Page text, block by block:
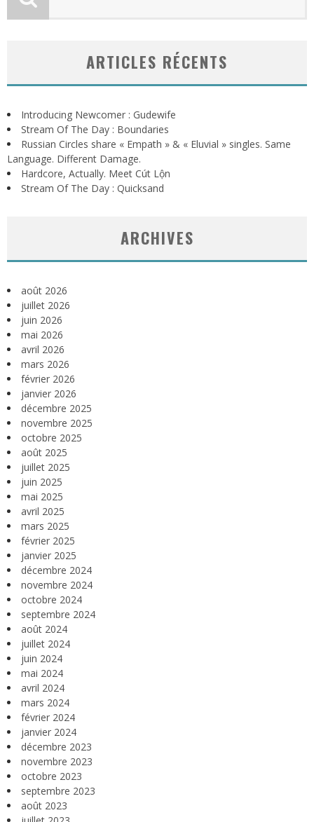
ARTICLES RÉCENTS
Introducing Newcomer : Gudewife
Stream Of The Day : Boundaries
Russian Circles share « Empath » & « Eluvial » singles. Same
Language. Different Damage.
Hardcore, Actually. Meet Cút Lộn
Stream Of The Day : Quicksand
ARCHIVES
août 2026
juillet 2026
juin 2026
mai 2026
avril 2026
mars 2026
février 2026
janvier 2026
décembre 2025
novembre 2025
octobre 2025
août 2025
juillet 2025
juin 2025
mai 2025
avril 2025
mars 2025
février 2025
janvier 2025
décembre 2024
novembre 2024
octobre 2024
septembre 2024
août 2024
juillet 2024
juin 2024
mai 2024
avril 2024
mars 2024
février 2024
janvier 2024
décembre 2023
novembre 2023
octobre 2023
septembre 2023
août 2023